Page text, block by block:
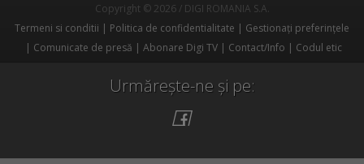
Copyright © 2026 / DIGI ROMANIA S.A.
Termeni si conditii
Politica de confidentialitate
Gestionați preferințele
Comunicate de presă
Abonare Digi TV Contact/Info Codul etic
Urmărește-ne și pe: